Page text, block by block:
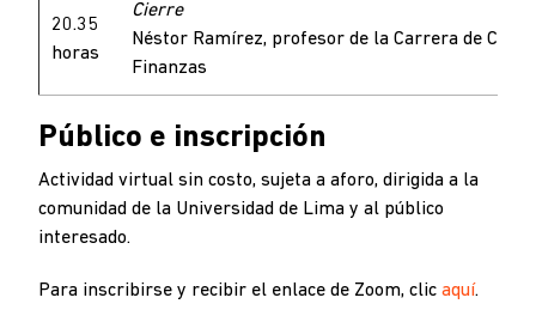
20.35
horas
Cierre
Néstor Ramírez, profesor de la Carrera de
Finanzas
Público e inscripción
Actividad virtual sin costo, sujeta a aforo, dirigida a la
comunidad de la Universidad de Lima y al público
interesado.
Para inscribirse y recibir el enlace de Zoom, clic aquí.